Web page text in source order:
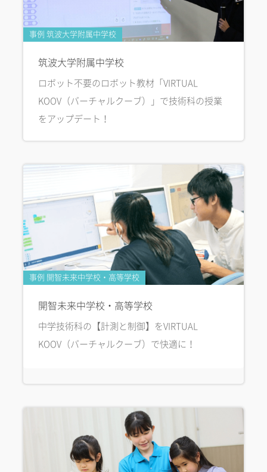
事例 筑波大学附属中学校
筑波大学附属中学校
ロボット不要のロボット教材「VIRTUAL
KOOV（バーチャルクーブ）」で技術科の授業
をアップデート！
事例 開智未来中学校・高等学校
開智未来中学校・高等学校
中学技術科の【計測と制御】をVIRTUAL
KOOV（バーチャルクーブ）で快適に！